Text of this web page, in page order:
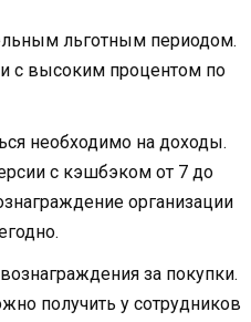
льготным периодом.
с высоким процентом по
необходимо на доходы.
с кэшбэком от 7 до
организации
за покупки.
получить у сотрудников